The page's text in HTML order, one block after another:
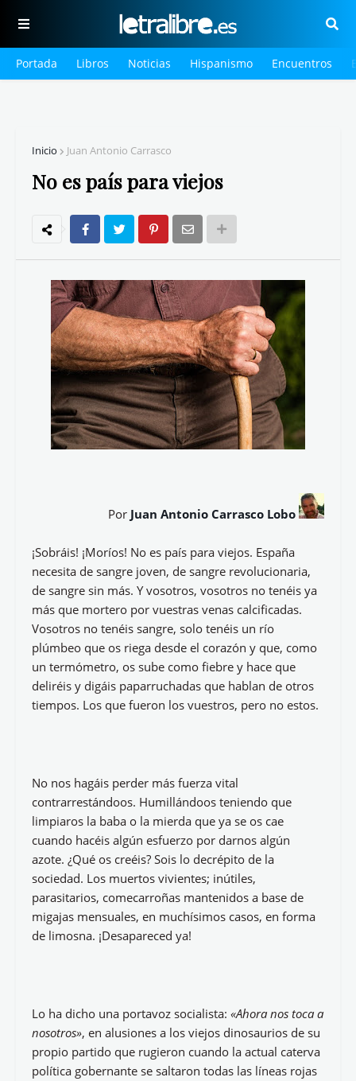
Portada Libros Noticias Hispanismo Encuentros
Inicio Juan Antonio Carrasco
No es país para viejos
Por Juan Antonio Carrasco Lobo
¡Sobráis! ¡Moríos! No es país para viejos. España
necesita de sangre joven, de sangre revolucionaria,
de sangre sin más. Y vosotros, vosotros no tenéis ya
más que mortero por vuestras venas calcificadas.
Vosotros no tenéis sangre, solo tenéis un río
plúmbeo que os riega desde el corazón y que, como
un termómetro, os sube como fiebre y hace que
deliréis y digáis paparruchadas que hablan de otros
tiempos. Los que fueron los vuestros, pero no estos.
No nos hagáis perder más fuerza vital
contrarrestándoos. Humillándoos teniendo que
limpiaros la baba o la mierda que ya se os cae
cuando hacéis algún esfuerzo por darnos algún
azote. ¿Qué os creéis? Sois lo decrépito de la
sociedad. Los muertos vivientes; inútiles,
parasitarios, comecarroñas mantenidos a base de
migajas mensuales, en muchísimos casos, en forma
de limosna. ¡Desapareced ya!
Lo ha dicho una portavoz socialista: «Ahora nos toca a
nosotros», en alusiones a los viejos dinosaurios de su
propio partido que rugieron cuando la actual caterva
política gobernante se saltaron todas las líneas rojas